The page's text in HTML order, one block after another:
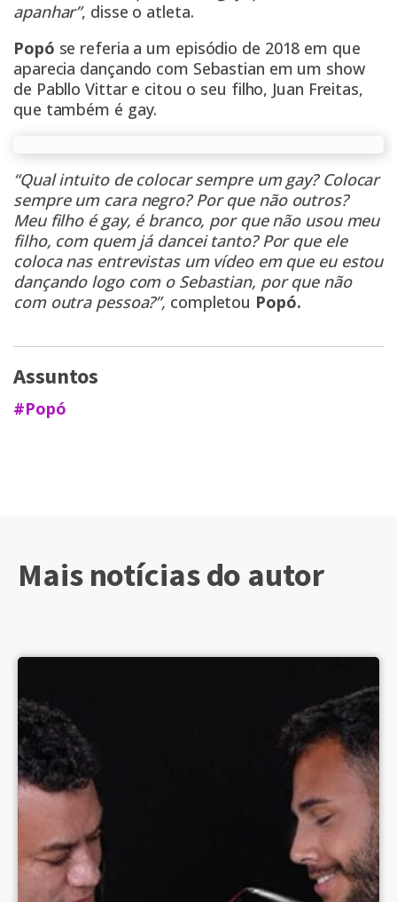
apanhar”, disse o atleta.
Popó se referia a um episódio de 2018 em que
aparecia dançando com Sebastian em um show
de Pabllo Vittar e citou o seu filho, Juan Freitas,
que também é gay.
“Qual intuito de colocar sempre um gay? Colocar
sempre um cara negro? Por que não outros?
Meu filho é gay, é branco, por que não usou meu
filho, com quem já dancei tanto? Por que ele
coloca nas entrevistas um vídeo em que eu estou
dançando logo com o Sebastian, por que não
com outra pessoa?”, completou Popó.
Assuntos
#Popó
Mais notícias do autor